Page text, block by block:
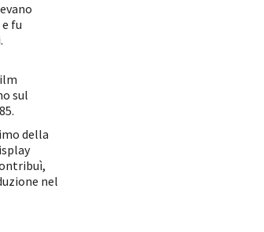
fu
sul
della
nel